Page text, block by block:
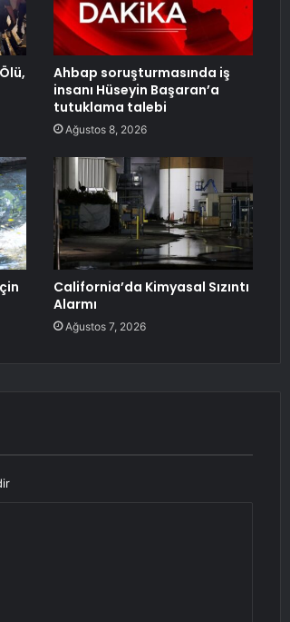
Ahbap soruşturmasında iş
insanı Hüseyin Başaran’a
tutuklama talebi
Ağustos 8, 2026
California’da Kimyasal Sızıntı
Alarmı
Ağustos 7, 2026